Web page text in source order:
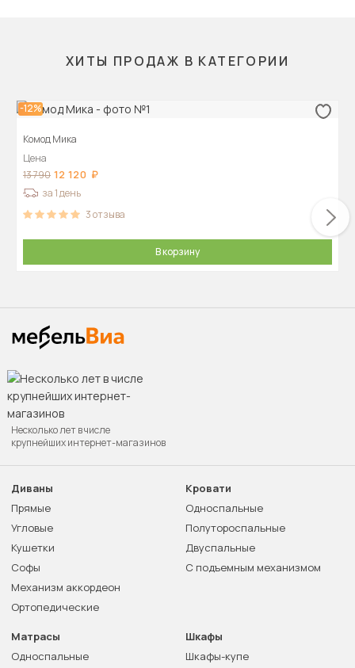
ХИТЫ ПРОДАЖ В КАТЕГОРИИ
-12%
Комод Мика
Цена
13 790 12 120
за 1 день
3отзыва
В корзину
Несколько лет в числе
крупнейших интернет-магазинов
Диваны
Прямые
Угловые
Кушетки
Софы
Механизм аккордеон
Ортопедические
Кровати
Односпальные
Полутороспальные
Двуспальные
С подъемным механизмом
Матрасы
Односпальные
Шкафы
Шкафы-купе